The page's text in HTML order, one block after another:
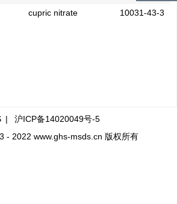
cupric nitrate 10031-43-3
| 沪ICP备14020049号-5
- 2022 www.ghs-msds.cn 版权所有